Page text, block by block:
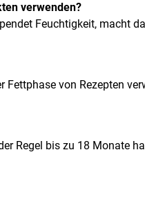
verwenden?
Feuchtigkeit, macht
von Rezepten
Regel bis zu 18 Monate